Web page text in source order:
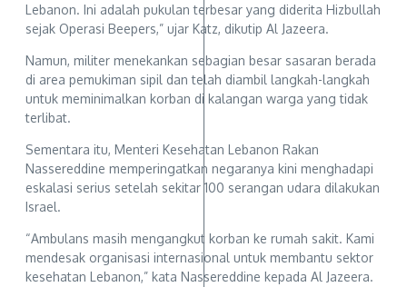
Lebanon. Ini adalah pukulan terbesar yang diderita Hizbullah
sejak Operasi Beepers,” ujar Katz, dikutip Al Jazeera.
Namun, militer menekankan sebagian besar sasaran berada
di area pemukiman sipil dan telah diambil langkah-langkah
untuk meminimalkan korban di kalangan warga yang tidak
terlibat.
Sementara itu, Menteri Kesehatan Lebanon Rakan
Nassereddine memperingatkan negaranya kini menghadapi
eskalasi serius setelah sekitar 100 serangan udara dilakukan
Israel.
“Ambulans masih mengangkut korban ke rumah sakit. Kami
mendesak organisasi internasional untuk membantu sektor
kesehatan Lebanon,” kata Nassereddine kepada Al Jazeera.